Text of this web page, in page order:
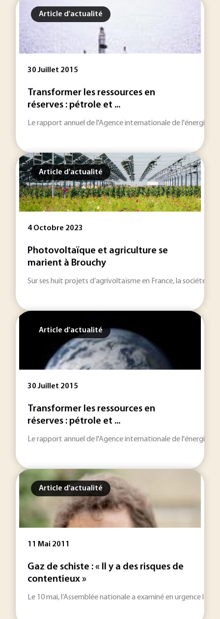
Article d'actualité
30 Juillet 2015
Transformer les ressources en
réserves : pétrole et ...
Le rapport annuel de l'Agence internationale de l'énergie
Article d'actualité
4 Octobre 2023
Photovoltaïque et agriculture se
marient à Brouchy
Sur ses huit projets d’agrivoltaïsme en France, la société
Article d'actualité
30 Juillet 2015
Transformer les ressources en
réserves : pétrole et ...
Le rapport annuel de l'Agence internationale de l'énergie
Article d'actualité
11 Mai 2011
Gaz de schiste : « Il y a des risques de
contentieux »
Le 10 mai, l’Assemblée nationale a examiné en urgence la